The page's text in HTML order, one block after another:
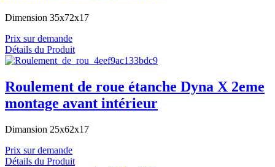
Dimension 35x72x17
Prix sur demande
Détails du Produit
Roulement de roue étanche Dyna X 2eme
montage avant intérieur
Dimansion 25x62x17
Prix sur demande
Détails du Produit